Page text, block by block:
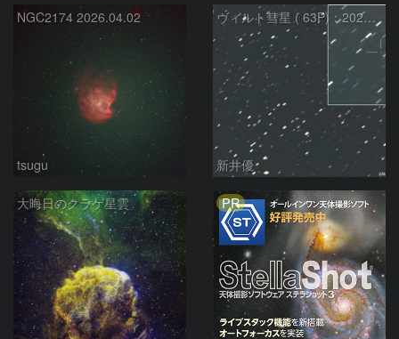
NGC2174 2026.04.02
tsugu
ヴィルト彗星 ( 63P)：2026/03/21
新井優
大晦日のクラゲ星雲 PR